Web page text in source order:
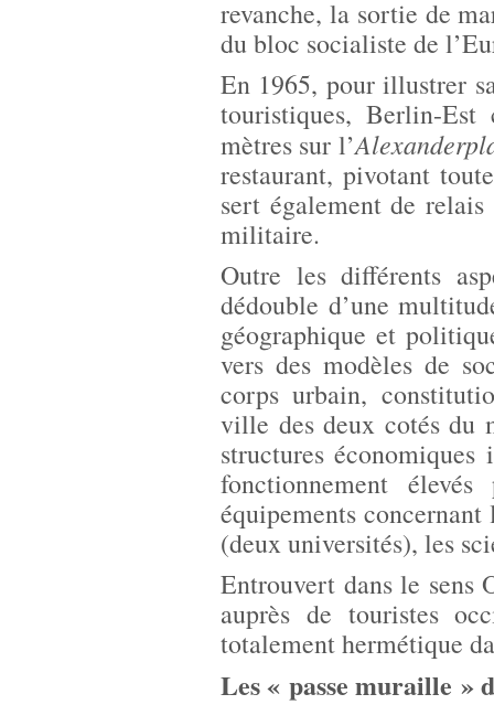
revanche, la sortie de
du bloc socialiste de
En 1965, pour illustrer
touristiques, Berlin-
mètres sur l’
restaurant, pivotant
sert également de
militaire.
Outre les différents
dédouble d’une
géographique et
vers des modèles de
corps urbain,
ville des deux cotés du
structures économiques
fonctionnement
équipements
(deux universités), les
Entrouvert dans le sens
auprès de touristes
totalement hermétique
Les « passe muraille »